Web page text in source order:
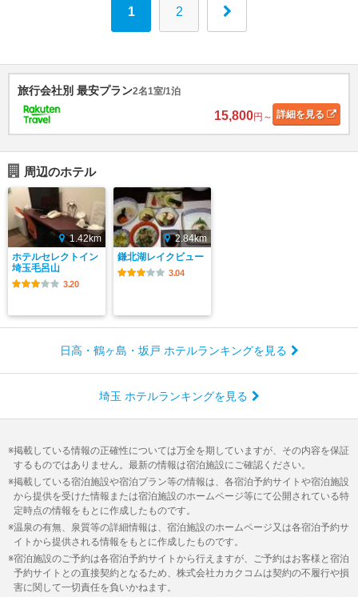
1 2
旅行会社別 最安プラン2名1室/1泊
15,800円～ 詳細を見る
周辺のホテル
1.42km
ホテルセレクトイン
埼玉毛呂山
3.20
2.84km
鎌北湖レイクビュー
3.04
日高・鶴ヶ島・坂戸 ホテルランキングを見る
埼玉 ホテルランキングを見る
掲載している情報の正確性については万全を期していますが、その内容を保証
するものではありません。最新の情報は宿泊施設にご確認ください。
掲載している宿泊施設や宿泊プラン等の情報は、各宿泊予約サイトや宿泊施設
から提供を受けた情報または宿泊施設のホームページ等にて公開されている特
定時点の情報をもとに作成したものです。
温泉の有無、泉質等の詳細情報は、宿泊施設のホームページ又は各宿泊予約サ
イトから提供される情報をもとに作成したものです。
宿泊施設のご予約は各宿泊予約サイトから行えますが、ご予約はお客様と宿泊
予約サイトとの直接契約となるため、株式会社カカクコムは契約の不履行や損
害に関して一切責任を負いかねます。